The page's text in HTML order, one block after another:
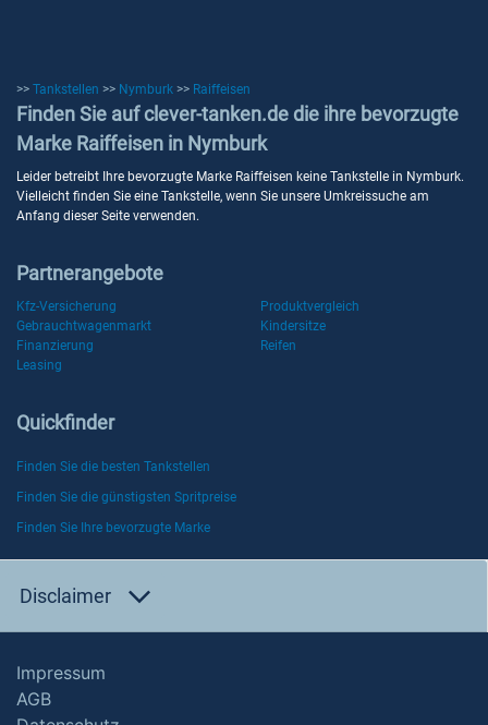
>> Tankstellen >> Nymburk >> Raiffeisen
Finden Sie auf clever-tanken.de die ihre bevorzugte
Marke Raiffeisen in Nymburk
Leider betreibt Ihre bevorzugte Marke Raiffeisen keine Tankstelle in Nymburk.
Vielleicht finden Sie eine Tankstelle, wenn Sie unsere Umkreissuche am
Anfang dieser Seite verwenden.
Partnerangebote
Kfz-Versicherung
Produktvergleich
Gebrauchtwagenmarkt
Kindersitze
Finanzierung
Reifen
Leasing
Quickfinder
Finden Sie die besten Tankstellen
Finden Sie die günstigsten Spritpreise
Finden Sie Ihre bevorzugte Marke
Disclaimer
Impressum
AGB